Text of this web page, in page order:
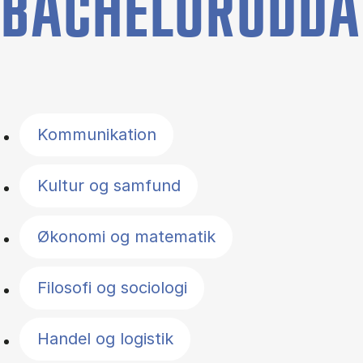
Kommunikation
Kultur og samfund
Økonomi og matematik
Filosofi og sociologi
Handel og logistik